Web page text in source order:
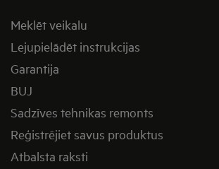
Meklēt veikalu
Lejupielādēt instrukcijas
Garantija
BUJ
Sadzīves tehnikas remonts
Reģistrējiet savus produktus
Atbalsta raksti